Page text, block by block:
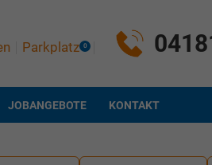
Parkplatz 0
JOBANGEBOTE KONTAKT